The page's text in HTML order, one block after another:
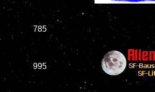
785
995